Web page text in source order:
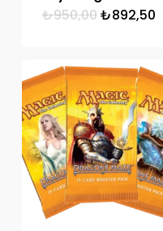
₺950,00Orijinal
₺892,50Şu